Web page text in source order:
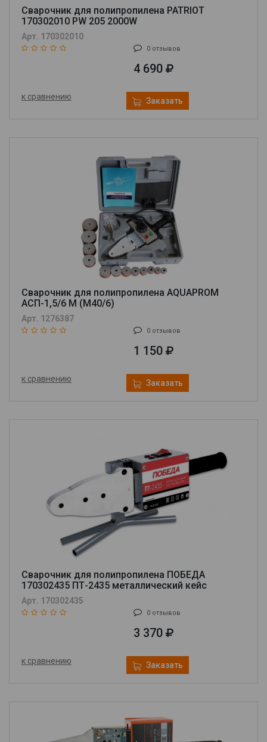
Сварочник для полипропилена PATRIOT
170302010 PW 205 2000W
Арт. 170302010
0 отзывов
4 690
к сравнению Заказать
Сварочник для полипропилена AQUAPROM
АСП-1,5/6 М (M40/6)
Арт. 1276387
0 отзывов
1 150
к сравнению Заказать
Сварочник для полипропилена ПОБЕДА
170302435 ПТ-2435 металлический кейс
Арт. 170302435
0 отзывов
3 370
к сравнению Заказать